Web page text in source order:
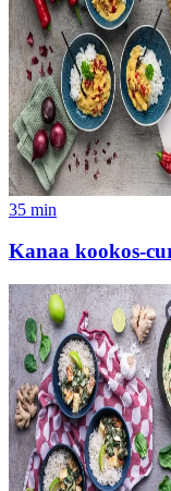
35 min
Kanaa kookos-